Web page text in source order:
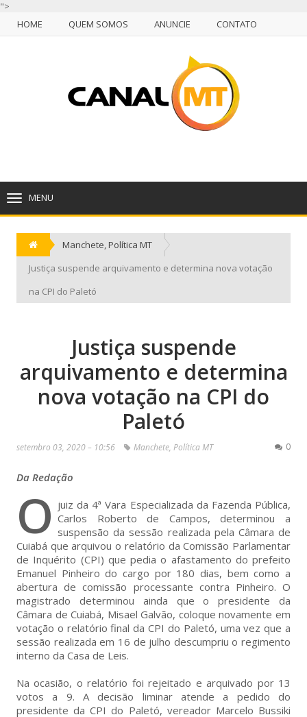
">
HOME
QUEM SOMOS ANUNCIE
CONTATO
ANUNCIE
CUIABÁ, SEXTA-FEIRA, 07 DE AGOSTO DE 2026
MENU
Manchete,Política MT
Justiça suspende arquivamento e determina nova votação
na CPI do Paletó
Justiça suspende
arquivamento e determina
nova votação na CPI do
Paletó
setembro 03, 2020 – 10:56 Manchete, Política MT 0
Da Redação
O juiz da 4ª Vara Especializada da Fazenda Pública,
Carlos Roberto de Campos, determinou a
suspensão da sessão realizada pela Câmara de
Cuiabá que arquivou o relatório da Comissão Parlamentar
de Inquérito (CPI) que pedia o afastamento do prefeito
Emanuel Pinheiro do cargo por 180 dias, bem como a
abertura de comissão processante contra Pinheiro. O
magistrado determinou ainda que o presidente da
Câmara de Cuiabá, Misael Galvão, coloque novamente em
votação o relatório final da CPI do Paletó, uma vez que a
sessão realizada em 16 de julho descumpriu o regimento
interno da Casa de Leis.
Na ocasião, o relatório foi rejeitado e arquivado por 13
votos a 9. A decisão liminar atende a pedido do
presidente da CPI do Paletó, vereador Marcelo Bussiki